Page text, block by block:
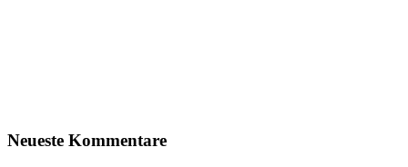
Neueste Kommentare